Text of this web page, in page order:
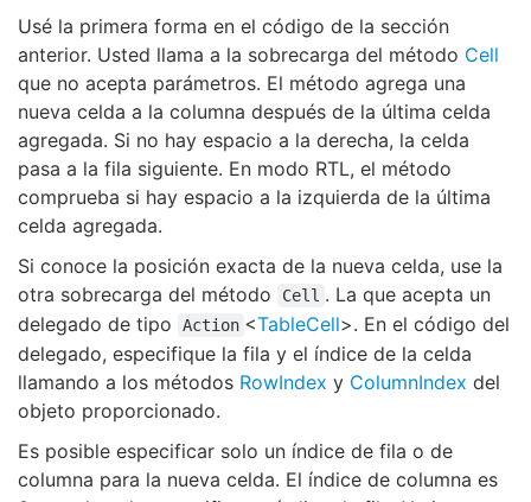
Usé la primera forma en el código de la sección
anterior. Usted llama a la sobrecarga del método Cell
que no acepta parámetros. El método agrega una
nueva celda a la columna después de la última celda
agregada. Si no hay espacio a la derecha, la celda
pasa a la fila siguiente. En modo RTL, el método
comprueba si hay espacio a la izquierda de la última
celda agregada.
Si conoce la posición exacta de la nueva celda, use la
otra sobrecarga del método
Cell . La que acepta un
delegado de tipo
Action <TableCell>. En el código del
delegado, especifique la fila y el índice de la celda
llamando a los métodos RowIndex y ColumnIndex del
objeto proporcionado.
Es posible especificar solo un índice de fila o de
columna para la nueva celda. El índice de columna es